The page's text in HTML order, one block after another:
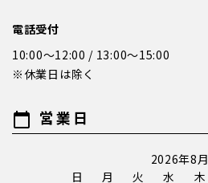
電話受付
10:00～12:00 / 13:00～15:00
※休業日は除く
calendar_today 営業日
2026年8月
日
月 火 水 木